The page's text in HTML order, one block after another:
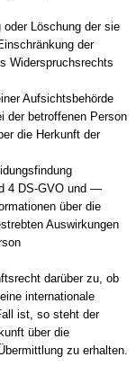
Löschung der sie
der
Widerspruchsrechts
Aufsichtsbehörde
betroffenen Person
die Herkunft der
4 DS-GVO und —
über die
Auswirkungen
darüber zu, ob
internationale
ist, so steht der
über die
zu erhalten.